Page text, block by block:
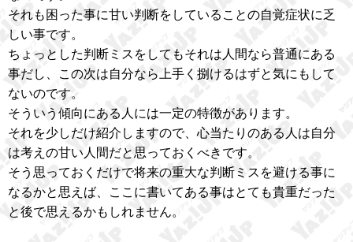
それも困った事に甘い判断をしていることの自覚症状に乏
しい事です。
ちょっとした判断ミスをしてもそれは人間なら普通にある
事だし、この次は自分なら上手く捌けるはずと気にもして
ないのです。
そういう傾向にある人には一定の特徴があります。
それを少しだけ紹介しますので、心当たりのある人は自分
は考えの甘い人間だと思っておくべきです。
そう思っておくだけで将来の重大な判断ミスを避ける事に
なるかと思えば、ここに書いてある事はとても貴重だった
と後で思えるかもしれません。